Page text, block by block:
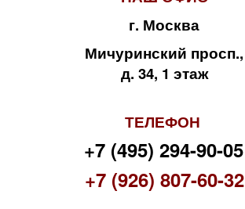
г. Москва
Мичуринский просп.,
д. 34, 1 этаж
ТЕЛЕФОН
+7 (495) 294-90-05
+7 (926) 807-60-32